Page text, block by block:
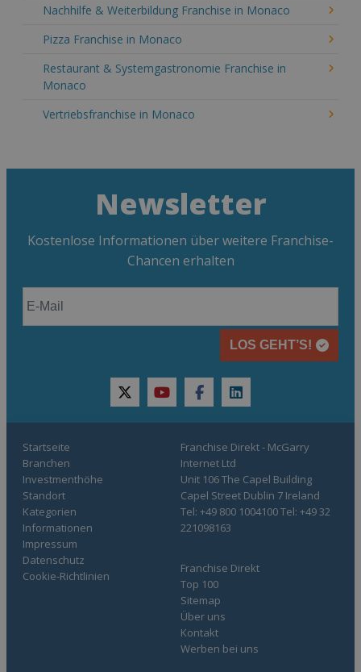
Nachhilfe & Weiterbildung Franchise in Monaco
Pizza Franchise in Monaco
Restaurant & Systemgastronomie Franchise in
Monaco
Vertriebsfranchise in Monaco
Newsletter
Kostenlose Informationen über weitere Franchise-
Chancen erhalten
LOS GEHT’S!
twitteryoutubefacebooklinkedin
Startseite
Branchen
Investmenthöhe
Standort
Kategorien
Informationen
Franchise Direkt
Top 100
Sitemap
Über uns
Kontakt
Werben bei uns
Impressum
Datenschutz
Cookie-Richtlinien
Franchise Direkt - McGarry
Internet Ltd
Unit 106 The Capel Building
Capel Street Dublin 7 Ireland
Tel: +49 800 1004100 Tel: +49 32
221098163